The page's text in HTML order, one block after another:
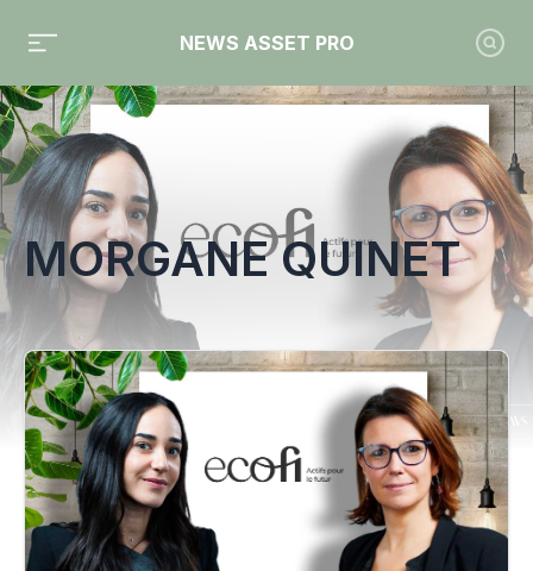
NEWS ASSET PRO
Toute l'actualité sur le tag "Morgane Quinet"
MORGANE QUINET